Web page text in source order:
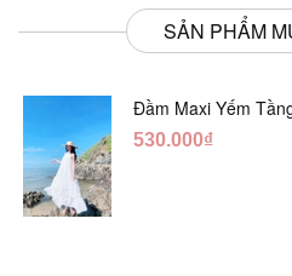
SẢN PHẨM
Đầm Maxi Yếm
530.000₫